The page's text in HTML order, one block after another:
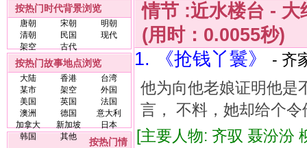
按热门时代背景浏览
唐朝 宋朝
明朝
清朝
民国
现代
架空
古代
按热门故事地点浏览
大陆 香港
台湾
某市
架空
外国
美国
英国
法国
澳洲
德国
意大利
加拿大
新加坡
日本
韩国
其他
按热门情
情节 :近水楼台 -
(用时：0.0055秒)
1. 《抢钱丫鬟》
- 齐
他为向他老娘证明他是
言， 不料，她却给个
[主要人物: 齐驭 聂汾